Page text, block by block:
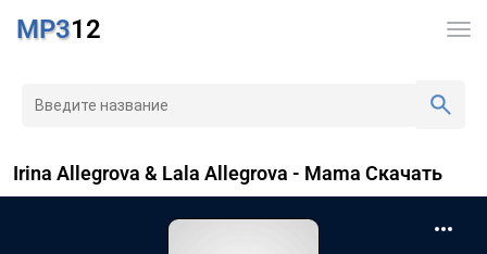
MP312
Irina Allegrova & Lala Allegrova - Mama Скачать